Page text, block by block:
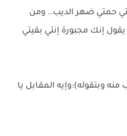
حمتي ضهر الديب.. ومن
إنك مجبورة إنتي بقيتي
وبتقوله):وإيه المقابل يا